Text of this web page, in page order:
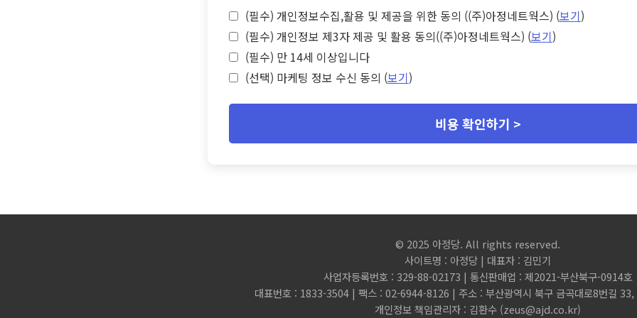
(필수) 개인정보수집,활용 및 제공을 위한 동의 ((주)아정네트웍스) (보기)
(필수) 개인정보 제3자 제공 및 활용 동의((주)아정네트웍스) (보기)
(필수) 만 14세 이상입니다
(선택) 마케팅 정보 수신 동의 (보기)
비용 확인하기 >
© 2025 아정당. All rights reserved.
사이트명 : 아정당 | 대표자 : 김민기
사업자등록번호 : 329-88-02173 | 통신판매업 : 제2021-부산북구-0914호
대표번호 : 1833-3504 | 팩스 : 02-6944-8126 | 주소 : 부산광역시 북구 금곡대로8번길 33,
개인정보 책임관리자 : 김환수 (zeus@ajd.co.kr)